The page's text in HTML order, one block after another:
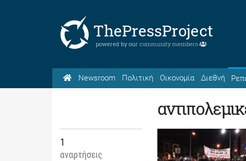
ThePressProject
powered by our community members
Newsroom Πολιτική Οικονομία Διεθνή
1
αναρτήσεις